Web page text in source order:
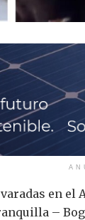
varadas en
–